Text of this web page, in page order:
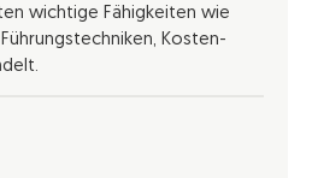
wichtige Fähigkeiten wie
Kosten-